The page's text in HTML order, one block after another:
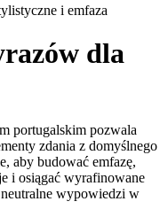
i emfaza
dla
portugalskim pozwala
zdania z domyślnego
aby budować emfazę,
i osiągać wyrafinowane
neutralne wypowiedzi w